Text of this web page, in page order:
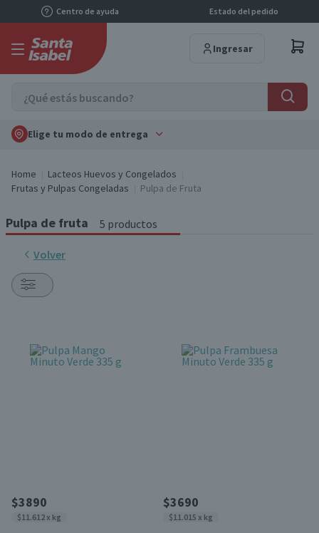
Centro de ayuda Estado del pedido
Ingresar
Elige tu modo de entrega
Home
Lacteos Huevos y Congelados
Frutas y Pulpas Congeladas
Pulpa de Fruta
Pulpa de fruta 5 productos
Volver
$3890
$11.612 x kg
$3690
$11.015 x kg